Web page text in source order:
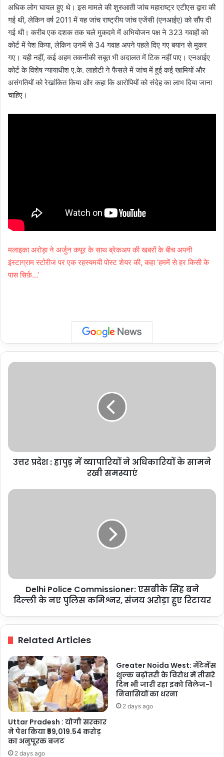
अधिक लोग घायल हुए थे। इस मामले की शुरुआती जांच महाराष्ट्र एटीएस द्वारा की
गई थी, लेकिन वर्ष 2011 में यह जांच राष्ट्रीय जांच एजेंसी (एनआईए) को सौंप दी
गई थी। करीब एक दशक तक चले मुकदमे में अभियोजन पक्ष ने 323 गवाहों को
कोर्ट में पेश किया, लेकिन उनमें से 34 गवाह अपने पहले दिए गए बयान से मुकर
गए। यही नहीं, कई अहम तकनीकी सबूत भी अदालत में टिक नहीं पाए। एनआईए
कोर्ट के विशेष न्यायाधीश ए.के. लाहोटी ने फैसले में जांच में हुई कई खामियों और
असंगतियों को रेखांकित किया और कहा कि आरोपियों को संदेह का लाभ दिया जाना
चाहिए।
मलाइका अरोड़ा ने अर्जुन कपूर के साथ ब्रेकअप की खबरों के बीच अपनी
इंस्टाग्राम स्टोरीज पर एक रहस्यमयी पोस्ट शेयर की, कहा ‘हममें से हर किसी के
पास सिर्फ़…’
उत्तर
के
सामने
उत्तर प्रदेश : हापुड़ में व्यापारियों ने अधिकारियों के सामने
रखी समस्याएं
Delhi
नए
कमिश्नर,
रिटायर
Delhi Police Commissioner: एसबीके सिंह बने
दिल्ली के नए पुलिस कमिश्नर, संजय अरोड़ा हुए रिटायर
Related Articles
Uttar Pradesh : योगी सरकार
ने पेश किया ₹59,019.54 करोड़
का अनुपूरक बजट
2 days ago
Greater Noida West: मेंटेनेंस
शुल्क बढ़ोतरी के विरोध में तीसरे
दिन भी जारी रहा इको विलेज-1
निवासियों का धरना
2 days ago